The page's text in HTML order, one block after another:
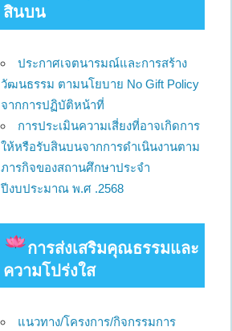
สินบน
ประกาศเจตนารมณ์และการสร้าง
วัฒนธรรม ตามนโยบาย No Gift Policy
จากการปฏิบัติหน้าที่
การประเมินความเสี่ยงที่อาจเกิดการ
ให้หรือรับสินบนจากการดำเนินงานตาม
ภารกิจของสถานศึกษาประจำ
ปีงบประมาณ พ.ศ .2568
การส่งเสริมคุณธรรมและ
ความโปร่งใส
แนวทาง/โครงการ/กิจกรรมการ